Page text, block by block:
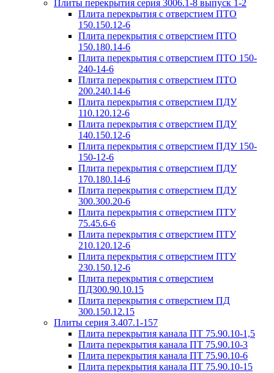
Плиты перекрытия серия 3006.1-8 выпуск 1-2
Плита перекрытия с отверстием ПТО
150.150.12-6
Плита перекрытия с отверстием ПТО
150.180.14-6
Плита перекрытия с отверстием ПТО 150-
240-14-6
Плита перекрытия с отверстием ПТО
200.240.14-6
Плита перекрытия с отверстием ПДУ
110.120.12-6
Плита перекрытия с отверстием ПДУ
140.150.12-6
Плита перекрытия с отверстием ПДУ 150-
150-12-6
Плита перекрытия с отверстием ПДУ
170.180.14-6
Плита перекрытия с отверстием ПДУ
300.300.20-6
Плита перекрытия с отверстием ПТУ
75.45.6-6
Плита перекрытия с отверстием ПТУ
210.120.12-6
Плита перекрытия с отверстием ПТУ
230.150.12-6
Плита перекрытия с отверстием
ПД300.90.10.15
Плита перекрытия с отверстием ПД
300.150.12.15
Плиты серия 3.407.1-157
Плита перекрытия канала ПТ 75.90.10-1,5
Плита перекрытия канала ПТ 75.90.10-3
Плита перекрытия канала ПТ 75.90.10-6
Плита перекрытия канала ПТ 75.90.10-15